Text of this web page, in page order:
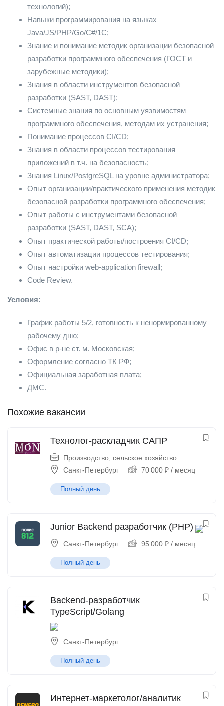
технологий);
Навыки программирования на языках
Java/JS/PHP/Go/C#/1С;
Знание и понимание методик организации безопасной
разработки программного обеспечения (ГОСТ и
зарубежные методики);
Знания в области инструментов безопасной
разработки (SAST, DAST);
Системные знания по основным уязвимостям
программного обеспечения, методам их устранения;
Понимание процессов CI/CD;
Знания в области процессов тестирования
приложений в т.ч. на безопасность;
Знания Linux/PostgreSQL на уровне администратора;
Опыт организации/практического применения методик
безопасной разработки программного обеспечения;
Опыт работы с инструментами безопасной
разработки (SAST, DAST, SCA);
Опыт практической работы/построения CI/CD;
Опыт автоматизации процессов тестирования;
Опыт настройки web-application firewall;
Code Review.
Условия:
График работы 5/2, готовность к ненормированному
рабочему дню;
Офис в р-не ст. м. Московская;
Оформление согласно ТК РФ;
Официальная заработная плата;
ДМС.
Похожие вакансии
Технолог-раскладчик САПР
Производство, сельское хозяйство
Санкт-Петербург
70 000 ₽ / месяц
Полный день
Junior Backend разработчик (PHP)
Санкт-Петербург 95 000 ₽ / месяц
Полный день
Backend-разработчик
TypeScript/Golang
Санкт-Петербург
Полный день
Интернет-маркетолог/аналитик